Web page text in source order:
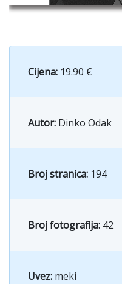
Cijena: 19.90 €
Autor: Dinko Odak
Broj stranica: 194
Broj fotografija: 42
Uvez: meki